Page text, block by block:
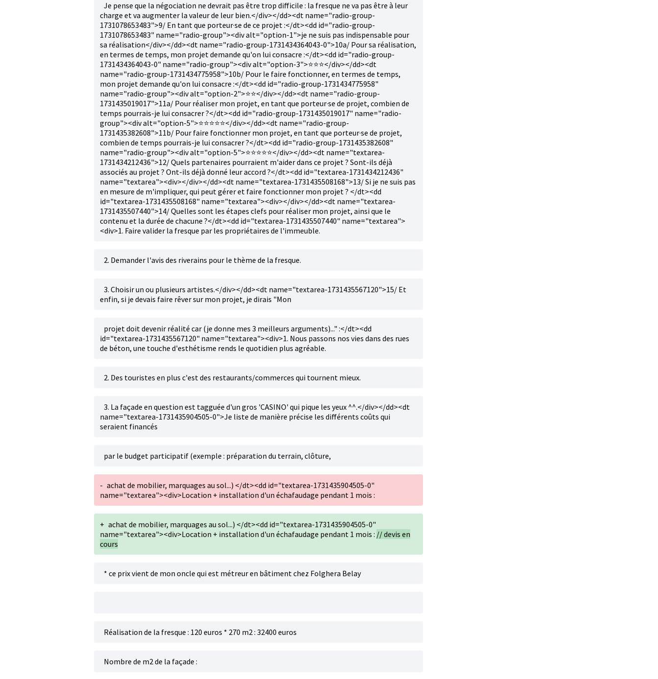
Je pense que la négociation ne devrait pas être trop difficile : la fresque ne va pas être à leur
charge et va augmenter la valeur de leur bien.</div></dd><dt name="radio-group-
1731078653483">9/ En tant que porteur·se de ce projet :</dt><dd id="radio-group-
1731078653483" name="radio-group"><div alt="option-1">je ne suis pas indispensable pour
sa réalisation</div></dd><dt name="radio-group-1731434364043-0">10a/ Pour sa réalisation,
en termes de temps, mon projet demande qu'on lui consacre :</dt><dd id="radio-group-
1731434364043-0" name="radio-group"><div alt="option-3">⭐⭐⭐</div></dd><dt
name="radio-group-1731434775958">10b/ Pour le faire fonctionner, en termes de temps,
mon projet demande qu'on lui consacre :</dt><dd id="radio-group-1731434775958"
name="radio-group"><div alt="option-2">⭐⭐</div></dd><dt name="radio-group-
1731435019017">11a/ Pour réaliser mon projet, en tant que porteur·se de projet, combien de
temps pourrais-je lui consacrer ?</dt><dd id="radio-group-1731435019017" name="radio-
group"><div alt="option-5">⭐⭐⭐⭐⭐</div></dd><dt name="radio-group-
1731435382608">11b/ Pour faire fonctionner mon projet, en tant que porteur·se de projet,
combien de temps pourrais-je lui consacrer ?</dt><dd id="radio-group-1731435382608"
name="radio-group"><div alt="option-5">⭐⭐⭐⭐⭐</div></dd><dt name="textarea-
1731434212436">12/ Quels partenaires pourraient m'aider dans ce projet ? Sont-ils déjà
associés au projet ? Ont-ils déjà donné leur accord ?</dt><dd id="textarea-1731434212436"
name="textarea"><div></div></dd><dt name="textarea-1731435508168">13/ Si je ne suis pas
en mesure de m'impliquer, qui peut gérer et faire fonctionner mon projet ? </dt><dd
id="textarea-1731435508168" name="textarea"><div></div></dd><dt name="textarea-
1731435507440">14/ Quelles sont les étapes clefs pour réaliser mon projet, ainsi que le
contenu et la durée de chacune ?</dt><dd id="textarea-1731435507440" name="textarea">
<div>1. Faire valider la fresque par les propriétaires de l'immeuble.
2. Demander l'avis des riverains pour le thème de la fresque.
3. Choisir un ou plusieurs artistes.</div></dd><dt name="textarea-1731435567120">15/ Et
enfin, si je devais faire rêver sur mon projet, je dirais "Mon
projet doit devenir réalité car (je donne mes 3 meilleurs arguments)..." :</dt><dd
id="textarea-1731435567120" name="textarea"><div>1. Nous passons nos vies dans des rues
de béton, une touche d'esthétisme rends le quotidien plus agréable.
2. Des touristes en plus c'est des restaurants/commerces qui tournent mieux.
3. La façade en question est tagguée d'un gros 'CASINO' qui pique les yeux ^^.</div></dd><dt
name="textarea-1731435904505-0">Je liste de manière précise les différents coûts qui
seraient financés
par le budget participatif (exemple : préparation du terrain, clôture,
- achat de mobilier, marquages au sol...) </dt><dd id="textarea-1731435904505-0"
name="textarea"><div>Location + installation d'un échafaudage pendant 1 mois :
+ achat de mobilier, marquages au sol...) </dt><dd id="textarea-1731435904505-0"
name="textarea"><div>Location + installation d'un échafaudage pendant 1 mois : // devis en
cours
* ce prix vient de mon oncle qui est métreur en bâtiment chez Folghera Belay
Réalisation de la fresque : 120 euros * 270 m2 : 32400 euros
Nombre de m2 de la façade :